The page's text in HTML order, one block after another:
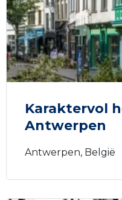
Karaktervol
Antwerpen
Antwerpen, België